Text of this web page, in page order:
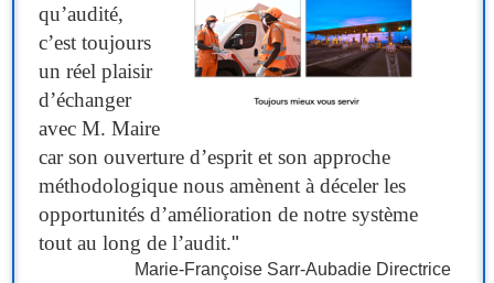
qu’audité,
c’est toujours
un réel plaisir
d’échanger
avec M. Maire
car son ouverture d’esprit et son approche
méthodologique nous amènent à déceler les
opportunités d’amélioration de notre système
tout au long de l’audit."
Marie-Françoise Sarr-Aubadie Directrice